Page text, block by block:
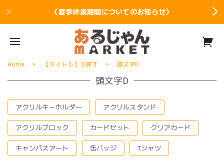
〈夏季休業期間についてのお知らせ〉
Home 【タイトル】で探す 頭文字D
頭文字D
アクリルキーホルダー アクリルスタンド
アクリルブロック カードセット クリアカード
キャンパスアート 缶バッジ Tシャツ